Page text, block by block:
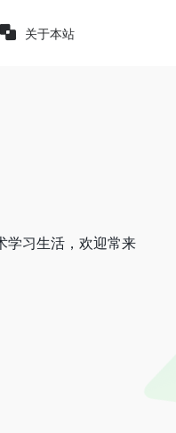
关于本站
学习生活，欢迎常来